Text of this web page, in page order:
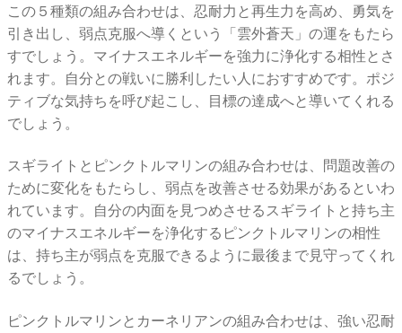
この５種類の組み合わせは、忍耐力と再生力を高め、勇気を
引き出し、弱点克服へ導くという「雲外蒼天」の運をもたら
すでしょう。マイナスエネルギーを強力に浄化する相性とさ
れます。自分との戦いに勝利したい人におすすめです。ポジ
ティブな気持ちを呼び起こし、目標の達成へと導いてくれる
でしょう。
スギライトとピンクトルマリンの組み合わせは、問題改善の
ために変化をもたらし、弱点を改善させる効果があるといわ
れています。自分の内面を見つめさせるスギライトと持ち主
のマイナスエネルギーを浄化するピンクトルマリンの相性
は、持ち主が弱点を克服できるように最後まで見守ってくれ
るでしょう。
ピンクトルマリンとカーネリアンの組み合わせは、強い忍耐